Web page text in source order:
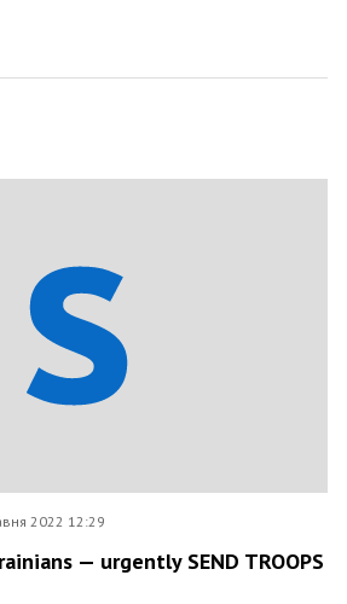
2022 12:29
— urgently SEND TROOPS